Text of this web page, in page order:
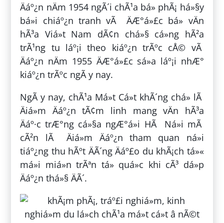
Äáº¿n nÄm 1954 ngÃ´i chÃ¹a bá» phÃ¡ há»§y
bá»i chiáº¿n tranh vÃ ÄÆ°á»£c bá» vÄn
hÃ³a Viá»t Nam dÃ¢n chá»§ cá»ng hÃ²a
trÃ¹ng tu láº¡i theo kiáº¿n trÃºc cÅ© vÃ
Äáº¿n nÄm 1955 ÄÆ°á»£c sá»­a láº¡i nhÆ°
kiáº¿n trÃºc ngÃ y nay.
NgÃ y nay, chÃ¹a Má»t Cá»t khÃ´ng chá» lÃ
Äiá»m Äáº¿n tÃ¢m linh mang vÄn hÃ³a
Äáº·c trÆ°ng cá»§a ngÆ°á»i HÃ Ná»i mÃ
cÃ²n lÃ Äiá»m Äáº¿n tham quan ná»i
tiáº¿ng thu hÃºt ÄÃ´ng Äáº£o du khÃ¡ch tá»«
má»i miá»n trÃªn tá» quá»c khi cÃ³ dá»p
Äáº¿n thá»§ ÄÃ´.